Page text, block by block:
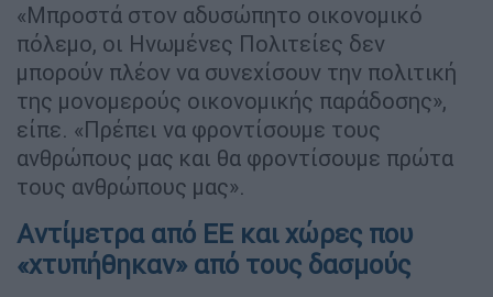
«Μπροστά στον αδυσώπητο οικονομικό
πόλεμο, οι Ηνωμένες Πολιτείες δεν
μπορούν πλέον να συνεχίσουν την πολιτική
της μονομερούς οικονομικής παράδοσης»,
είπε. «Πρέπει να φροντίσουμε τους
ανθρώπους μας και θα φροντίσουμε πρώτα
τους ανθρώπους μας».
Aντίμετρα από ΕΕ και χώρες που
«χτυπήθηκαν» από τους δασμούς